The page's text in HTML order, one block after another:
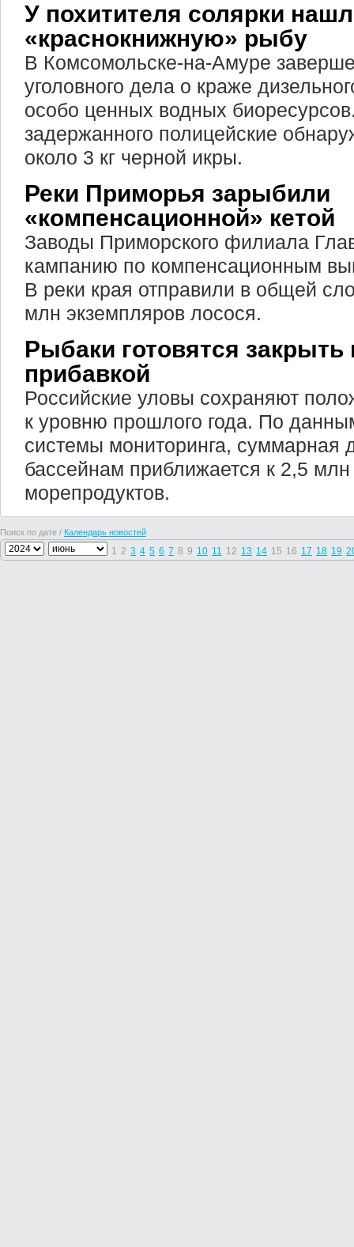
У похитителя солярки
«краснокнижную» рыбу
В Комсомольске-на-Амуре
уголовного дела о краже
особо ценных водных
задержанного полицейские
около 3 кг черной икры.
Реки Приморья зарыбили
«компенсационной» кетой
Заводы Приморского филиала
кампанию по компенсационным
В реки края отправили в общей
млн экземпляров лосося.
Рыбаки готовятся закрыть
прибавкой
Российские уловы сохраняют
к уровню прошлого года. По
системы мониторинга, суммарная
бассейнам приближается к 2,5
морепродуктов.
Поиск по дате / Календарь новостей
1 2 3 4 5 6 7 8 9 10 11 12 13 14 15 16 17 18 19